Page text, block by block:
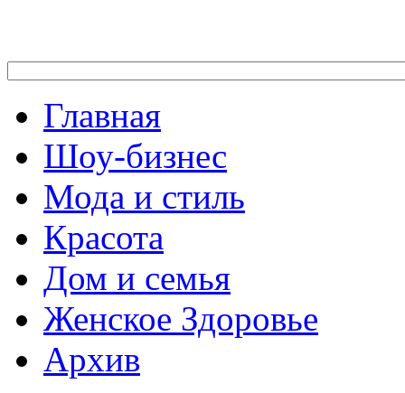
Главная
Шоу-бизнес
Мода и стиль
Красота
Дом и семья
Женское Здоровье
Архив